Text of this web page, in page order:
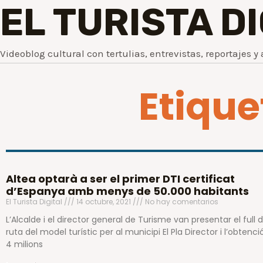
EL TURISTA
Videoblog cultural con tertulias, entrevistas, reportajes y
Altea optarà a ser el primer DTI certificat
d’Espanya amb menys de 50.000 habitants
El Turista Digital 14 octubre, 2021 No hay comentarios
L’Alcalde i el director general de Turisme van presentar el full
ruta del model turístic per al municipi El Pla Director i
4 milions